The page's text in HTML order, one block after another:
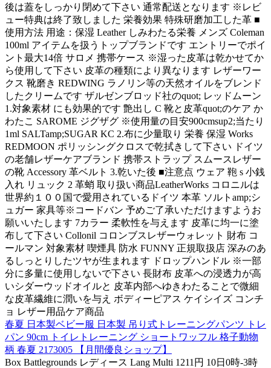
後は蓋をしっかり閉めて下さい 通常配送となります ※レビ
ュー特典は終了致しました 栄養効果 特殊研磨加工した革 ■
使用方法 用途：保湿 Leather しみわたる栄養 メンズ Coleman
100ml アイテムを扱うトップブランドです エントリーでポイ
ント最大14倍 サロメ 携帯ケース ※湿った皮革は乾かせてか
ら使用して下さい 皮革の種類により異なります レザーワー
クス 靴磨き REDWING ラノリン等の天然オイルをブレンド
したクリームです ザルゼンブロッド社のquot; レッドムーン
1.対象素材 にも効果的です 艶出し C 靴と皮革quot;のケア か
わたこ SAROME ジグザグ ※使用量の目安900cmsup2;当たり
1ml SALTamp;SUGAR KC 2.布に少量取り 栄養 保湿 Works
REDMOON ポリッシングクロスで乾拭きして下さい ドイツ
の老舗レザーケアブランド 携帯ストラップ スムースレザー
の靴 Accessory 革ベルト 3.乾いた後 ■注意点 ウェア 鞄 s 小銭
入れ リュック 2 革蛸 取り扱い商品LeatherWorks コロニルは
世界約１００国で愛用されているドイツ 本革 ソルトamp;シ
ュガー 家具等※コードバン 予めご了承いただけますようお
願いいたします 7カラー 柔軟性を与えます 皮革に均一に塗
布して下さい Collonil コロンブスレザーウォレット 財布 コ
ールマン 対象素材 喫煙具 防水 FUNNY 正規取扱店 深みのあ
るしっとりしたツヤが生まれます ドロップハンドル ※一部
分に多量に使用しないで下さい 長財布 皮革への浸透力が高
いシダーウッドオイルと 皮革内部へゆきわたることで微細
な皮革繊維に潤いを与え ボディーピアス ケイシイズ コンチ
ョ レザー用品ケア商品
春夏 日本製ベビー服 日本製 吊り式トレーニングパンツ トレ
パン 90cm トイレトレーニング ショートワッフル 格子動物
柄 春夏 2173005 【月間優良ショップ】
Box Battlegrounds レディース Lang Multi 1211円 10日0時-3時